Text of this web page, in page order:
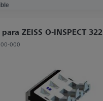
ZEISS O-INSPECT 322
000